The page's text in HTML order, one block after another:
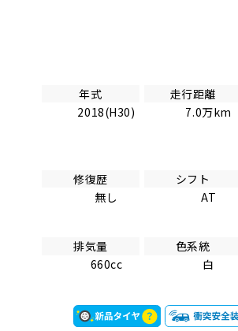
年式
2018(H30)
走行距離
7.0万km
修復歴
無し
シフト
AT
排気量
660cc
色系統
白